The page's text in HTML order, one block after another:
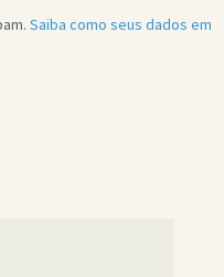
Saiba como seus dados em